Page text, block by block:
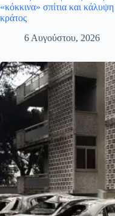
«κόκκινα» σπίτια και
κράτος
6 Αυγούστου, 2026